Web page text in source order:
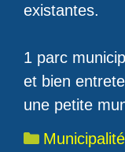
existantes.
1 parc
et bien
une petite
Catégories